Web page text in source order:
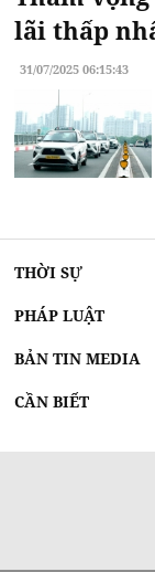
lãi thấp
31/07/2025 06:15:43
THỜI SỰ
PHÁP LUẬT
BẢN TIN MEDIA
CẦN BIẾT